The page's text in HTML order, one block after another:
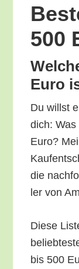
500
Euro
Du willst
dich:
Euro?
die
ler von
Die­se
bis 500